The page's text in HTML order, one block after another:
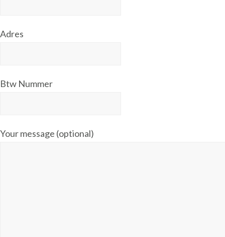
Adres
Btw Nummer
Your message (optional)